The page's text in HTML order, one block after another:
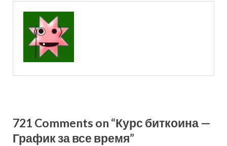
721 Comments on “Курс биткоина —
График за все время”